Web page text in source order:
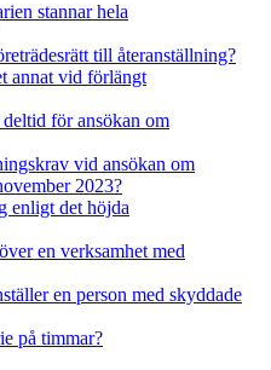
stannar hela
till återanställning?
annat vid förlängt
för ansökan om
vid ansökan om
2023?
enligt det höjda
en verksamhet med
en person med skyddade
på timmar?